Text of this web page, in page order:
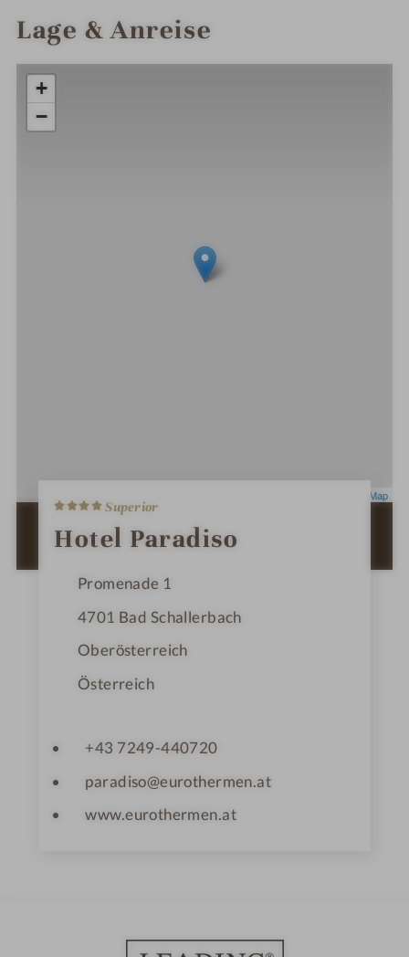
Lage & Anreise
+
−
OpenStreetMap
ZUR ROUTENPLANUNG MIT GOOGLE
MAPS
4
S
t
e
n
e
Superior
Hotel Paradiso
Promenade 1
4701 Bad Schallerbach
Oberösterreich
Österreich
+43 7249-440720
paradiso@eurothermen.at
www.eurothermen.at